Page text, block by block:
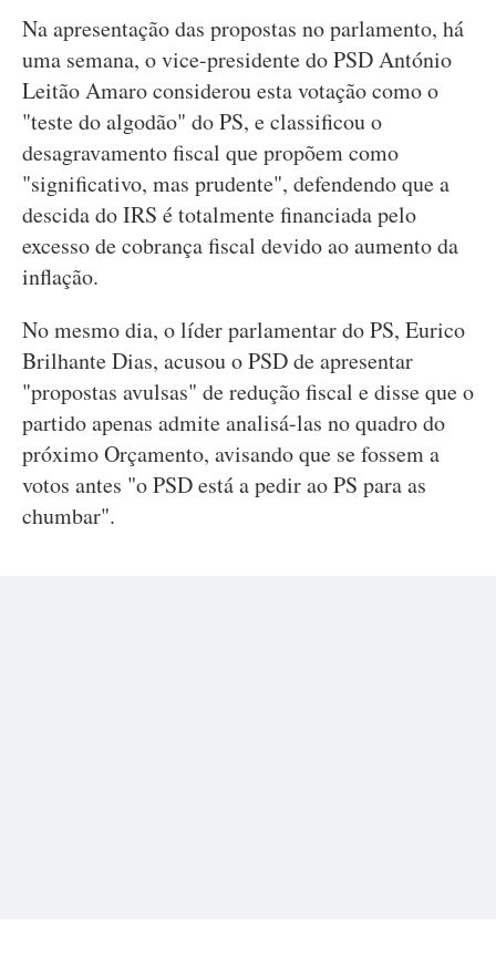
Na apresentação das propostas no parlamento, há
uma semana, o vice-presidente do PSD António
Leitão Amaro considerou esta votação como o
"teste do algodão" do PS, e classificou o
desagravamento fiscal que propõem como
"significativo, mas prudente", defendendo que a
descida do IRS é totalmente financiada pelo
excesso de cobrança fiscal devido ao aumento da
inflação.
No mesmo dia, o líder parlamentar do PS, Eurico
Brilhante Dias, acusou o PSD de apresentar
"propostas avulsas" de redução fiscal e disse que o
partido apenas admite analisá-las no quadro do
próximo Orçamento, avisando que se fossem a
votos antes "o PSD está a pedir ao PS para as
chumbar".